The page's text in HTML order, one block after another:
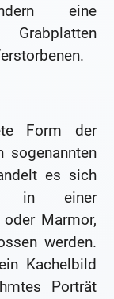
eine
Grabplatten
Form der
sogenannten
es sich
in einer
Marmor,
werden.
Kachelbild
Porträt